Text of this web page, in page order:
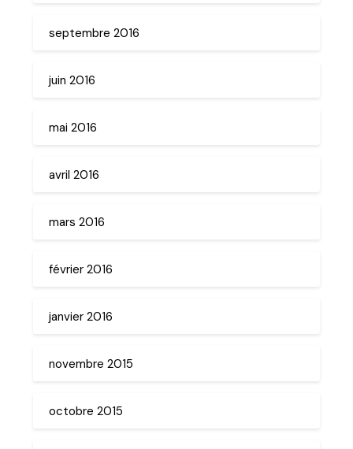
septembre 2016
juin 2016
mai 2016
avril 2016
mars 2016
février 2016
janvier 2016
novembre 2015
octobre 2015